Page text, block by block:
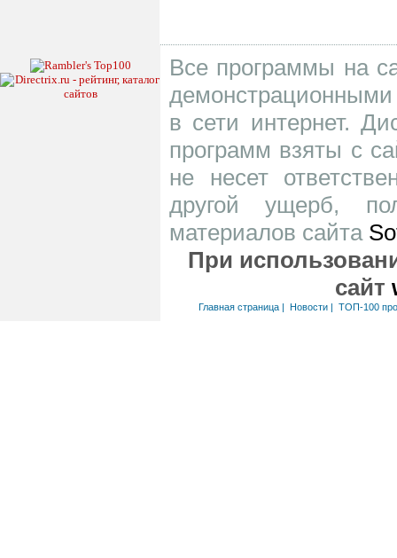
Все программы на
в сети интернет.
программ взяты с
не несет
другой ущерб,
материалов сайта
При
сайт
Главная страница| Новости| ТОП-100